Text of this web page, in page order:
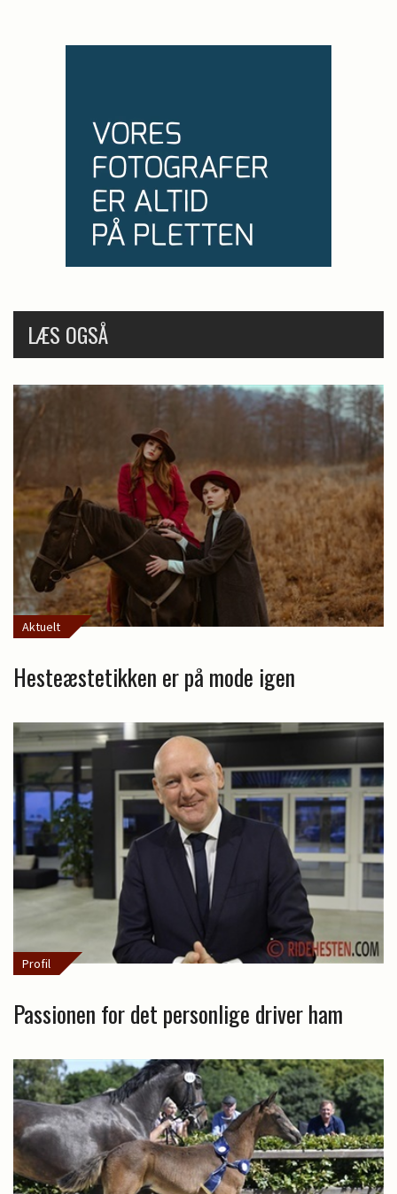
LÆS OGSÅ
Aktuelt
Hesteæstetikken er på mode igen
Profil
Passionen for det personlige driver ham